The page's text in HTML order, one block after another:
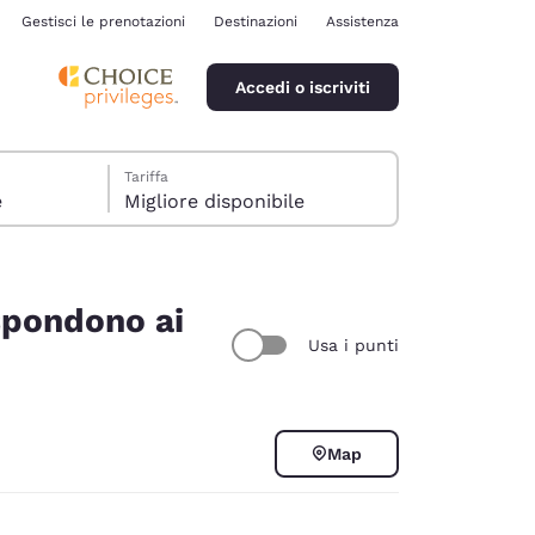
Gestisci le prenotazioni Destinazioni Assistenza
Accedi o iscriviti
Tariffa
Migliore disponibile
ai
Usa i punti
Map